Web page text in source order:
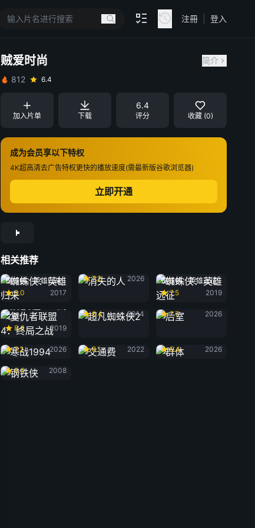
注冊 登入
贼爱时尚
简介
812
6.4
加入片单 下载
6.4
评分 收藏 (0)
成为会员享以下特权
4K超高清去广告特权更快的播放速度(需最新版谷歌浏览器)
立即开通
相关推荐
蜘蛛侠：英雄归来
8.0
2017
7.2
2026
蜘蛛侠：英雄远征
7.5
2019
之战
8.4
2019
6.4
2014
后室
7.7
2026
寒战1994
7.2
2026
8.1
2022
5.4
2026
钢铁侠
8.4
2008